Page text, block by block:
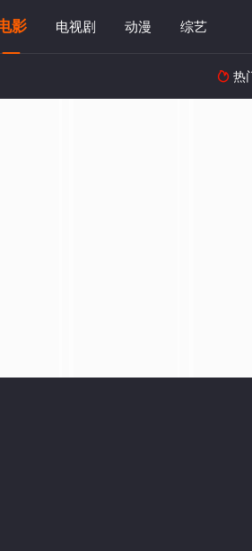
影 电视剧 动漫 综艺
 热